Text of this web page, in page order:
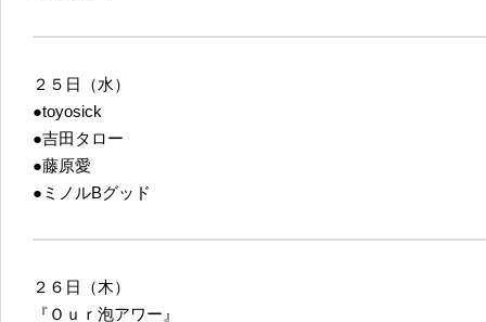
２５日（水）
●toyosick
●吉田タロー
●藤原愛
●ミノルBグッド
２６日（木）
『Ｏｕｒ泡アワー』